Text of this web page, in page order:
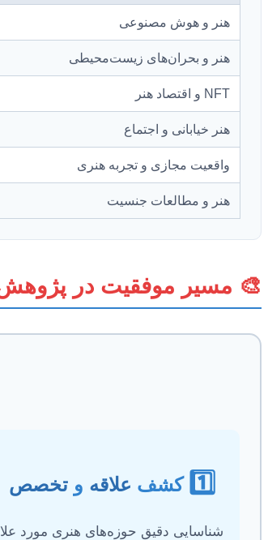
هنر و هوش مصنوعی
هنر و بحران‌های زیست‌محیطی
NFT و اقتصاد هنر
هنر خیابانی و اجتماع
واقعیت مجازی و تجربه هنری
هنر و مطالعات جنسیت
🎨 مسیر موفقیت در
1️⃣ کشف علاقه و تخصص
شناسایی دقیق حوزه‌های هنری مورد